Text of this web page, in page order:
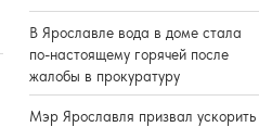
В Ярославле вода в доме стала
по-настоящему горячей после
жалобы в прокуратуру
Мэр Ярославля призвал ускорить